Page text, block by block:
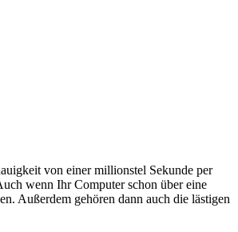
von einer millionstel Sekunde per
wenn Ihr Computer schon über eine
Außerdem gehören dann auch die lästigen